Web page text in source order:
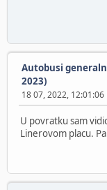
Autobusi
2023)
18 07, 2022, 12:01:06
U povratku sam
Linerovom placu.